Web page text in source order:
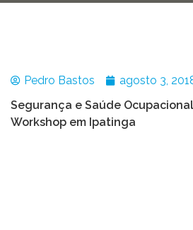
Pedro Bastos
agosto 3,
Segurança e Saúde
Workshop em Ipatinga